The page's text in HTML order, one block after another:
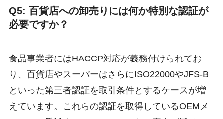
Q5: 百貨店への卸売りには何か特別な認証が
必要ですか？
食品事業者にはHACCP対応が義務付けられてお
り、百貨店やスーパーはさらにISO22000やJFS-B
といった第三者認証を取引条件とするケースが増
えています。これらの認証を取得しているOEMメ